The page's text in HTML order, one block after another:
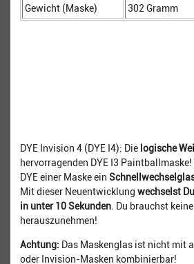
Gewicht (Maske)
302 Gramm
DYE Invision 4 (DYE I4): Die logische
hervorragenden DYE I3
DYE einer Maske ein
Mit dieser Neuentwicklung wechselst
in unter 10 Sekunden . Du brauchst
herauszunehmen!
Achtung: Das Maskenglas ist nicht mit
oder Invision-Masken kombinierbar!